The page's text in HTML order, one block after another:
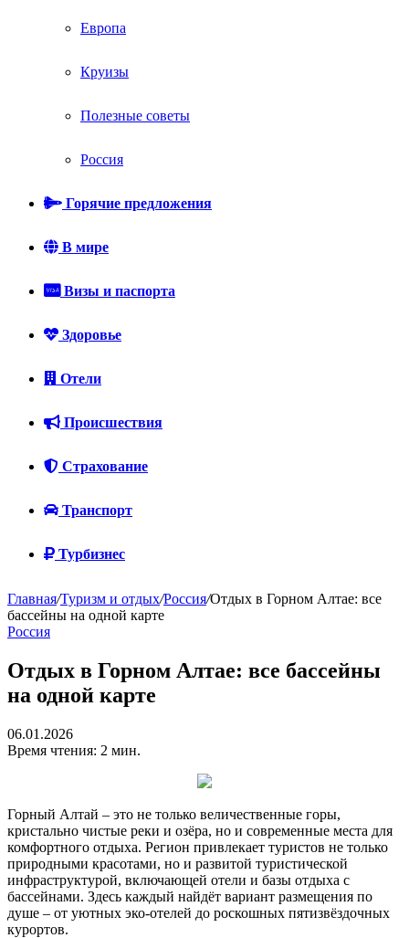
Европа
Круизы
Полезные советы
Россия
Горячие предложения
В мире
Визы и паспорта
Здоровье
Отели
Происшествия
Страхование
Транспорт
Турбизнес
Главная/Туризм и отдых/Россия/Отдых в Горном Алтае: все
бассейны на одной карте
Россия
Отдых в Горном Алтае: все бассейны
на одной карте
06.01.2026
Время чтения: 2 мин.
Горный Алтай – это не только величественные горы,
кристально чистые реки и озёра, но и современные места для
комфортного отдыха. Регион привлекает туристов не только
природными красотами, но и развитой туристической
инфраструктурой, включающей отели и базы отдыха с
бассейнами. Здесь каждый найдёт вариант размещения по
душе – от уютных эко-отелей до роскошных пятизвёздочных
курортов.